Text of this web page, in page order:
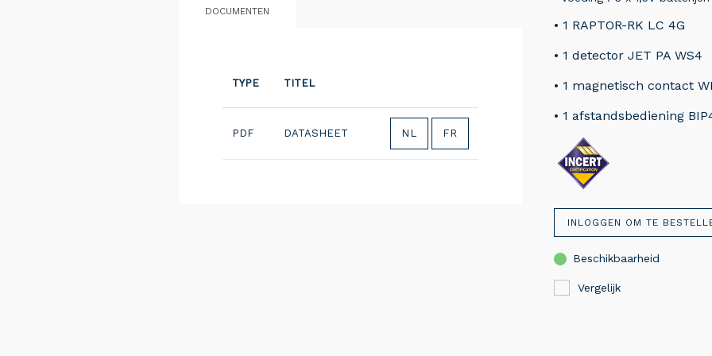
DOCUMENTEN
TYPE TITEL
PDF DATASHEET NL FR
• 1 RAPTOR-RK LC 4G
• 1 detector JET PA WS4
• 1 magnetisch contact
• 1 afstandsbediening
INLOGGEN OM TE
Beschikbaarheid
Vergelijk